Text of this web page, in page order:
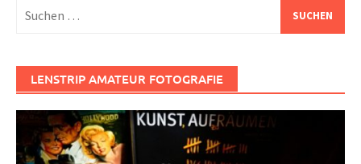
nach:
LENSTRIP AMATEUR FOTOGRAFIE